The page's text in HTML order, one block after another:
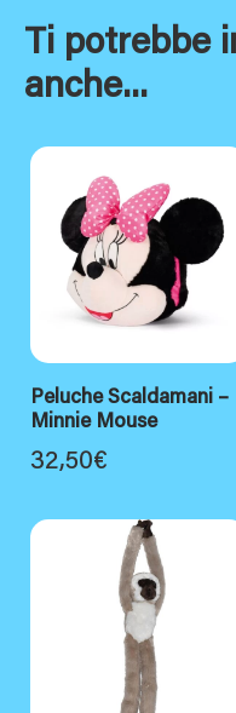
Ti potrebbe
anche...
Peluche Scaldamani –
Minnie Mouse
32,50€